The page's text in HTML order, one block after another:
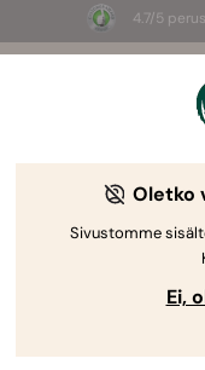
4.7/5
Seeds
CBD- ja F1-
Oletko
Sivustomme
Ei,